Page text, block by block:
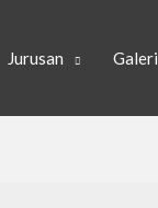
Jurusan Galeri